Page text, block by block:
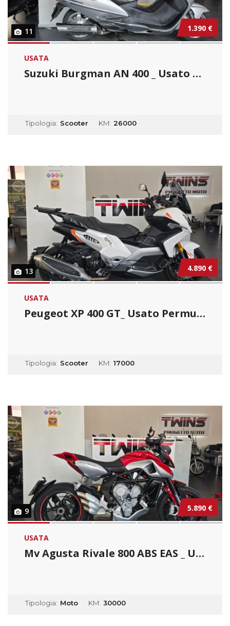
11 1.390 €
USATA
Suzuki Burgman AN 400 _ Usato Permutabile...
Tipologia: Scooter KM: 26000
13 4.890 €
USATA
Peugeot XP 400 GT_ Usato Permutabile
Tipologia: Scooter KM: 17000
9 5.890 €
USATA
Mv Agusta Rivale 800 ABS EAS _ Usato Permuta...
Tipologia: Moto KM: 30000